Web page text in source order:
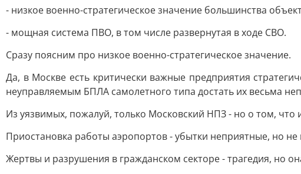
- низкое военно-стратегическое значение большинства
- мощная система ПВО, в том числе развернутая в ходе СВО.
Сразу поясним про низкое военно-стратегическое значение.
Да, в Москве есть критически важные предприятия
неуправляемым БПЛА самолетного типа достать их весьма
Из уязвимых, пожалуй, только Московский НПЗ - но о том,
Приостановка работы аэропортов - убытки неприятные, но
Жертвы и разрушения в гражданском секторе - трагедия, но